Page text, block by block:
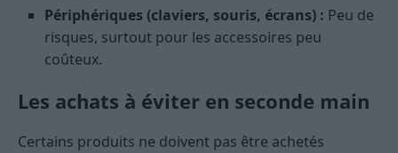
Périphériques (claviers, souris, écrans) : Peu de
risques, surtout pour les accessoires peu
coûteux.
Les achats à éviter en seconde main
Certains produits ne doivent pas être achetés